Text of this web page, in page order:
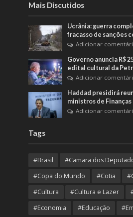
Mais Discutidos
Ucrânia: guerra
fracasso de sanções
Adicionar
Governo anuncia R$
edital cultural da
Adicionar
Haddad presidirá
ministros de Finanças
Adicionar
Tags
#Brasil #Camara dos
#Copa do Mundo
#Cotia
#Cultura
#Cultura e Lazer
#Economia
#Educação